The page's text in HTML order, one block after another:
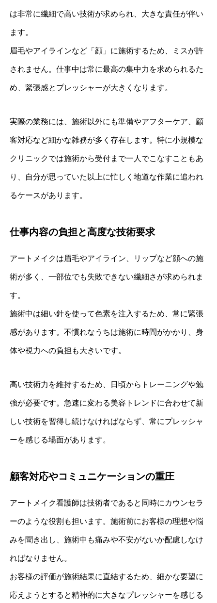
は非常に繊細で高い技術が求められ、大きな責任が伴い
ます。
眉毛やアイラインなど「顔」に施術するため、ミスが許
されません。仕事中は常に最高の集中力を求められるた
め、緊張感とプレッシャーが大きくなります。
実際の業務には、施術以外にも準備やアフターケア、顧
客対応など細かな雑務が多く存在します。特に小規模な
クリニックでは施術から受付まで一人でこなすこともあ
り、自分が思っていた以上に忙しく地道な作業に追われ
るケースがあります。
仕事内容の負担と高度な技術要求
アートメイクは眉毛やアイライン、リップなど顔への施
術が多く、一部位でも失敗できない繊細さが求められま
す。
施術中は細い針を使って色素を注入するため、常に緊張
感があります。不慣れなうちは施術に時間がかかり、身
体や視力への負担も大きいです。
高い技術力を維持するため、日頃からトレーニングや勉
強が必要です。急速に変わる美容トレンドに合わせて新
しい技術を習得し続けなければならず、常にプレッシャ
ーを感じる場面があります。
顧客対応やコミュニケーションの重圧
アートメイク看護師は技術者であると同時にカウンセラ
ーのような役割も担います。施術前にお客様の理想や悩
みを聞き出し、施術中も痛みや不安がないか配慮しなけ
ればなりません。
お客様の評価が施術結果に直結するため、細かな要望に
応えようとすると精神的に大きなプレッシャーを感じる